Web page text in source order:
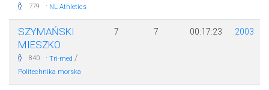
779 · NL Athletics
SZYMAŃSKI
MIESZKO
840 · Tri-med /
Politechnika morska
7 7 00:17:23 2003